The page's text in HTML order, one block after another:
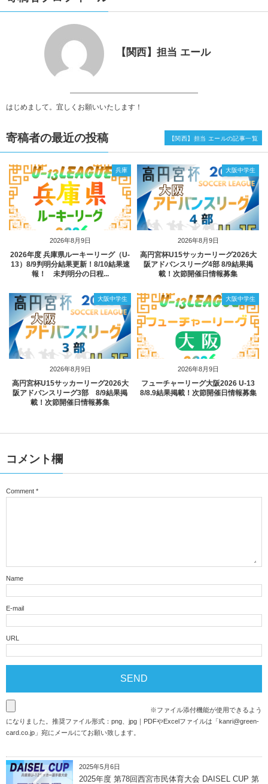
【関西】担当 エール
はじめまして。宜しくお願いいたします！
寄稿者の最近の投稿
2026年8月9日
兵庫
2026年度 兵庫県ルーキーリーグ（U-
13）8/9判明分結果更新！8/10結果速
報！ 未判明分の日程...
2026年8月9日
大阪中学生
高円宮杯U15サッカーリーグ2026大
阪アドバンスリーグ4部 8/9結果掲
載！次節開催日情報募集
2026年8月9日
大阪中学生
高円宮杯U15サッカーリーグ2026大
阪アドバンスリーグ3部 8/9結果掲
載！次節開催日情報募集
2026年8月9日
大阪中学生
フューチャーリーグ大阪2026 U-13
8/8.9結果掲載！次節開催日情報募集
【関西】担当 エールの記事一覧
コメント欄
Comment *
Name
E-mail
URL
※ファイル添付機能が使用できるよう
になりました。推奨ファイル形式：png、jpg｜PDFやExcelファイルは「kanri@green-
card.co.jp 」宛にメールにてお願い致します。
2025年5月6日
2025年度 第78回西宮市民体育大会 DAISEL CUP 第